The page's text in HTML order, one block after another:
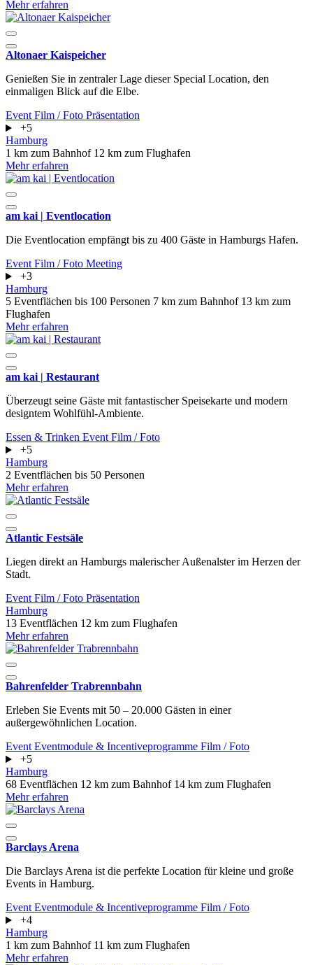
Mehr erfahren
Altonaer Kaispeicher
Genießen Sie in zentraler Lage dieser Special Location, den
einmaligen Blick auf die Elbe.
Event Film / Foto Präsentation
+5
Hamburg
1 km zum Bahnhof 12 km zum Flughafen
Mehr erfahren
am kai | Eventlocation
Die Eventlocation empfängt bis zu 400 Gäste in Hamburgs Hafen.
Event Film / Foto Meeting
+3
Hamburg
5 Eventflächen bis 100 Personen 7 km zum Bahnhof 13 km zum
Flughafen
Mehr erfahren
am kai | Restaurant
Überzeugt seine Gäste mit fantastischer Speisekarte und modern
designtem Wohlfühl-Ambiente.
Essen & Trinken Event Film / Foto
+5
Hamburg
2 Eventflächen bis 50 Personen
Mehr erfahren
Atlantic Festsäle
Liegen direkt an Hamburgs malerischer Außenalster im Herzen der
Stadt.
Event Film / Foto Präsentation
Hamburg
13 Eventflächen 12 km zum Flughafen
Mehr erfahren
Bahrenfelder Trabrennbahn
Erleben Sie Events mit 50 – 20.000 Gästen in einer
außergewöhnlichen Location.
Event Eventmodule & Incentiveprogramme Film / Foto
+5
Hamburg
68 Eventflächen 12 km zum Bahnhof 14 km zum Flughafen
Mehr erfahren
Barclays Arena
Die Barclays Arena ist die perfekte Location für kleine und große
Events in Hamburg.
Event Eventmodule & Incentiveprogramme Film / Foto
+4
Hamburg
1 km zum Bahnhof 11 km zum Flughafen
Mehr erfahren